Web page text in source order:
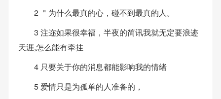
2 ＂为什么最真的心，碰不到最真的人。
3 注迩如果很幸福，半夜的简讯我就无定要浪迹
天涯,怎么能有牵挂
4 只要关于你的消息都能影响我的情绪
5 爱情只是为孤单的人准备的，